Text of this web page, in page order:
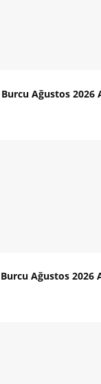
Ağustos 2026
Ağustos 2026